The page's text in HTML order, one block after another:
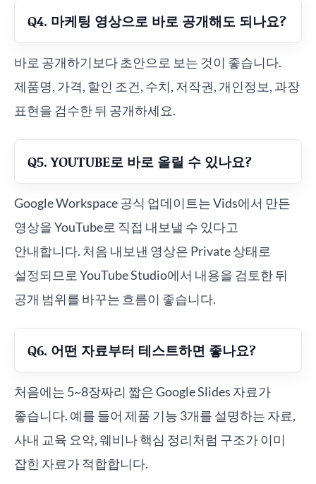
Q4. 마케팅 영상으로 바로 공개해도 되나요?
바로 공개하기보다 초안으로 보는 것이 좋습니다.
제품명, 가격, 할인 조건, 수치, 저작권, 개인정보, 과장
표현을 검수한 뒤 공개하세요.
Q5. YOUTUBE로 바로 올릴 수 있나요?
Google Workspace 공식 업데이트는 Vids에서 만든
영상을 YouTube로 직접 내보낼 수 있다고
안내합니다. 처음 내보낸 영상은 Private 상태로
설정되므로 YouTube Studio에서 내용을 검토한 뒤
공개 범위를 바꾸는 흐름이 좋습니다.
Q6. 어떤 자료부터 테스트하면 좋나요?
처음에는 5~8장짜리 짧은 Google Slides 자료가
좋습니다. 예를 들어 제품 기능 3개를 설명하는 자료,
사내 교육 요약, 웨비나 핵심 정리처럼 구조가 이미
잡힌 자료가 적합합니다.